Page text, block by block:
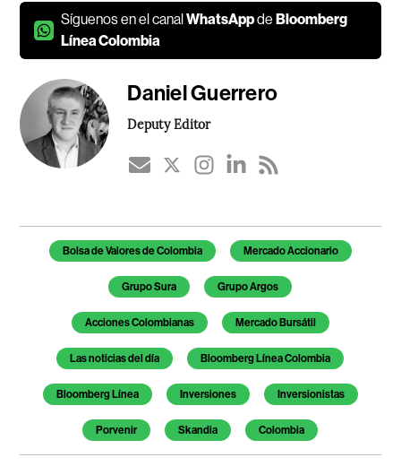
Síguenos en el canalWhatsAppdeBloomberg
Línea Colombia
Daniel Guerrero
Deputy Editor
Temas de este artículo
Bolsa de Valores de Colombia Mercado Accionario
Grupo Sura Grupo Argos
Acciones Colombianas Mercado Bursátil
Las noticias del día Bloomberg Línea Colombia
Bloomberg Línea Inversiones Inversionistas
Porvenir Skandia Colombia